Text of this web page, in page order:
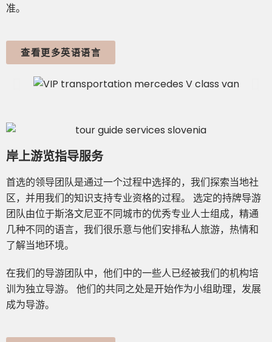
准。
查看更多英语语言
岸上游览指导服务
首选的领导团队是通过一个过程中选择的，我们探索当地社
区，并用我们的知识支持专业资格的过程。 选定的持牌导游
团队由位于斯洛文尼亚不同城市的优秀专业人士组成，精通
几种不同的语言，我们很乐意与他们安排私人旅游，热情和
了解当地环境。
在我们的导游团队中，他们中的一些人已经被我们的机构培
训为独立导游。 他们的共同之处是开始作为小组助理，发展
成为导游。